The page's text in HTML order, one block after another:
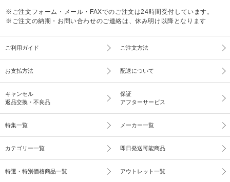
※ご注文フォーム・メール・FAXでのご注文は24時間受付しています。
※ご注文の納期・お問い合わせのご連絡は、休み明け以降となります
ご利用ガイド ご注文方法
お支払方法 配送について
キャンセル
返品交換・不良品
保証
アフターサービス
特集一覧 メーカー一覧
カテゴリー一覧 即日発送可能商品
特選・特別価格商品一覧 アウトレット一覧